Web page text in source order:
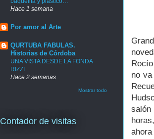
no
Hace 1 semana
Por amor al Arte
QURTUBA FABULAS.
Historias de Córdoba
UNA VISTA DESDE LA FONDA
RIZZI
Hace 2 semanas
Mostrar todo
Contador de visitas